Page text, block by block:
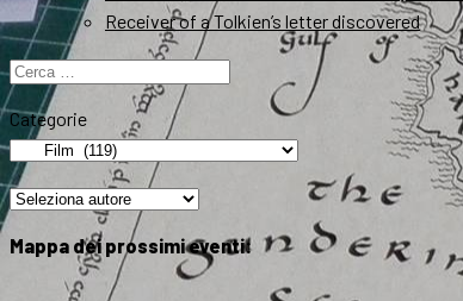
Receiver of a Tolkien’s letter discovered
Ricerca
per:
Categorie
Mappa dei prossimi eventi: